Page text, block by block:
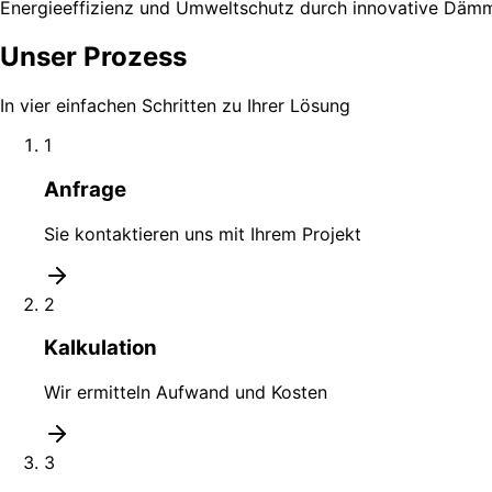
Energieeffizienz und Umweltschutz durch innovative
Unser Prozess
In vier einfachen Schritten zu Ihrer Lösung
1
Anfrage
Sie kontaktieren uns mit Ihrem Projekt
2
Kalkulation
Wir ermitteln Aufwand und Kosten
3